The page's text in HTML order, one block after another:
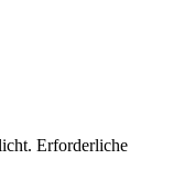
Erforderliche